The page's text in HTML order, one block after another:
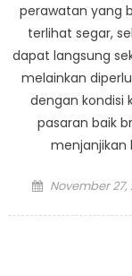
perawatan yang
terlihat segar,
dapat langsung
melainkan
dengan kondisi
pasaran baik
menjanjikan
Posted
November 27,